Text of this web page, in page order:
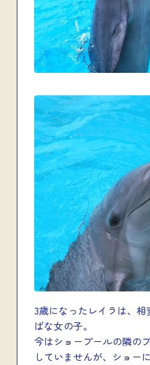
3歳になったレイラは、
ばな女の子。
今はショープールの隣の
していませんが、ショー